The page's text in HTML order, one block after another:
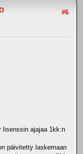
#6
lisenssin ajajaa 1kk:n
päivitetty laskemaan